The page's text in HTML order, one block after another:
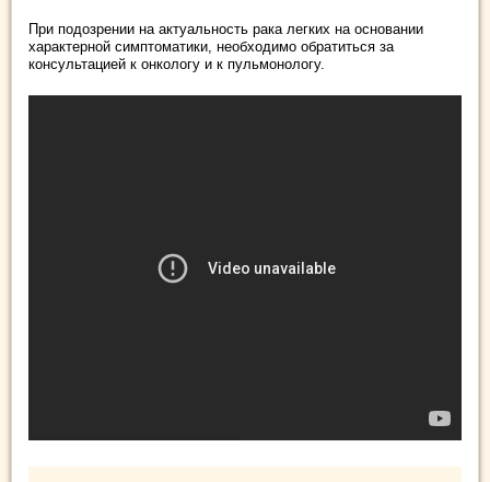
При подозрении на актуальность рака легких на основании
характерной симптоматики, необходимо обратиться за
консультацией к онкологу и к пульмонологу.